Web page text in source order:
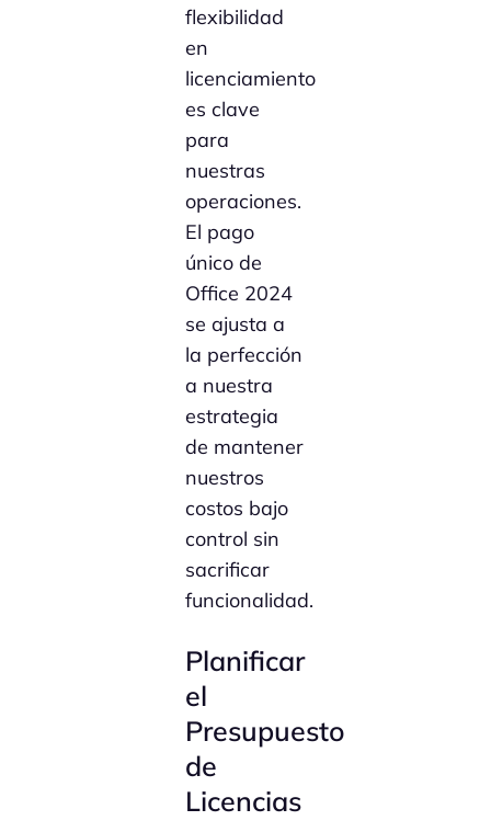
flexibilidad
en
licenciamiento
es clave
para
nuestras
operaciones.
El pago
único de
Office 2024
se ajusta a
la perfección
a nuestra
estrategia
de mantener
nuestros
costos bajo
control sin
sacrificar
funcionalidad.
Planificar
el
Presupuesto
de
Licencias